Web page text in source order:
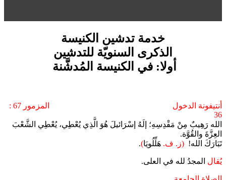
خدمة تدشين الكنيسة
الذكرى السنويّة للتدشين
أولا: في الكنيسة المُدشَّنة
أنتيفونة الدخول المزمور 67 :
36
الله رَهِيبٌ مِنْ مَقْدِسِهِ؛ إلَهُ إسْرَائيلَ هُوَ الَّذِي يُعْطِي، يُعْطِي الشَّعْبَ
العِزَّةَ والقُوَّة.
تَبَارَكَ الله! (ز. ف. هَلِّلُويَا)
.
يُقال المجدُ لله في العلى.